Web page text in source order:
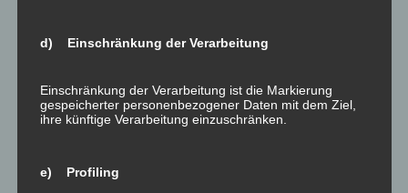
von Brennholz in Form von Stückholz nach
Raummetern (Rm)– auchStergenannt.
Bündelung von
d) Einschränkung der Verarbeitung
Einschränkung der Verarbeitung ist die Markierung
gespeicherter personenbezogener Daten mit dem Ziel,
ihre künftige Verarbeitung einzuschränken.
e) Profiling